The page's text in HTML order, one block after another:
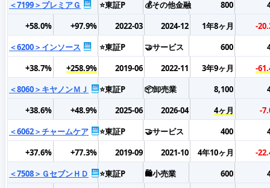
＜7199＞プレミアＧ
⭐東証P 💰その他金融 800
+58.0%
+97.9% 2022-03 2024-12 1年8ヶ月
-
＜6200＞インソース
⭐東証P 🤝サービス 600
+38.7%
+258.9% 2019-06 2022-11 3年9ヶ月
-
＜8060＞キヤノンＭＪ
⭐東証P 📦卸売業 8,100
+38.6%
+48.9% 2025-06 2026-04 4ヶ月
-
＜6062＞チャームケア
⭐東証P 🤝サービス 400
+37.6%
+77.3% 2019-09 2021-10 4年10ヶ月
-
＜7508＞ＧセブンＨＤ
⭐東証P 🛍️小売業 600